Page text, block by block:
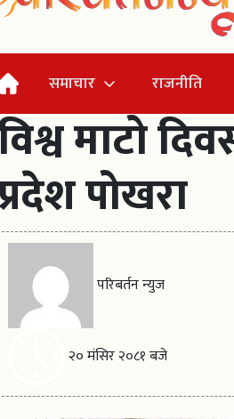
समाचार राजनीति
माटो
पोखरा
परिबर्तन न्युज
२० मंसिर २०८१ बजे